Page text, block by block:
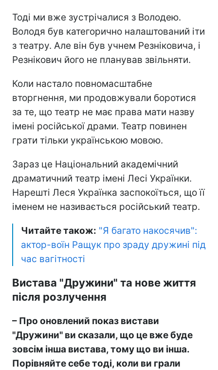
Тоді ми вже зустрічалися з Володею.
Володя був категорично налаштований іти
з театру. Але він був учнем Резніковича, і
Резнікович його не планував звільняти.
Коли настало повномасштабне
вторгнення, ми продовжували боротися
за те, що театр не має права мати назву
імені російської драми. Театр повинен
грати тільки українською мовою.
Зараз це Національний академічний
драматичний театр імені Лесі Українки.
Нарешті Леся Українка заспокоїться, що її
іменем не називається російський театр.
Читайте також: "Я багато накосячив":
актор-воїн Ращук про зраду дружині під
час вагітності
Вистава "Дружини" та нове життя
після розлучення
– Про оновлений показ вистави
"Дружини" ви сказали, що це вже буде
зовсім інша вистава, тому що ви інша.
Порівняйте себе тоді, коли ви грали